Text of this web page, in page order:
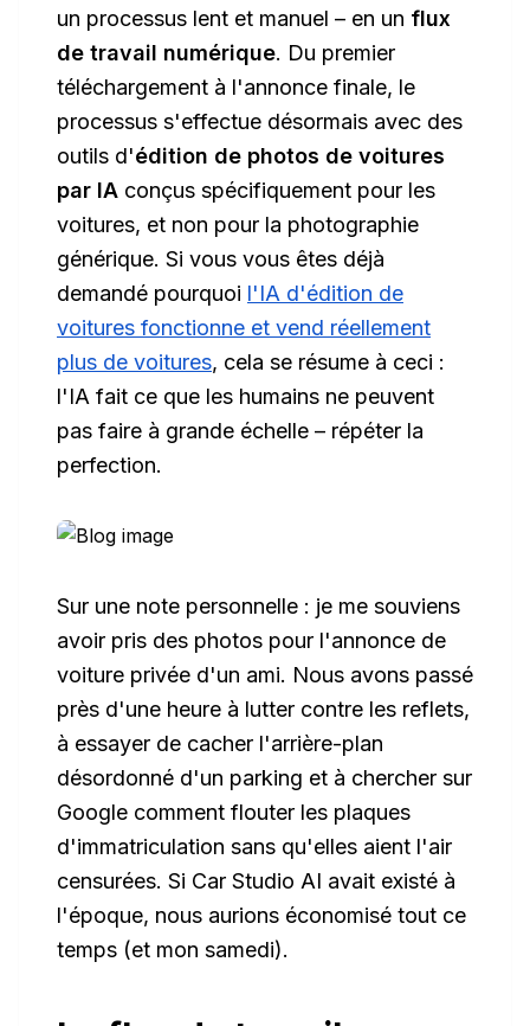
un processus lent et manuel – en un flux
de travail numérique. Du premier
téléchargement à l'annonce finale, le
processus s'effectue désormais avec des
outils d'édition de photos de voitures
par IA conçus spécifiquement pour les
voitures, et non pour la photographie
générique. Si vous vous êtes déjà
demandé pourquoi l'IA d'édition de
voitures fonctionne et vend réellement
plus de voitures, cela se résume à ceci :
l'IA fait ce que les humains ne peuvent
pas faire à grande échelle – répéter la
perfection.
Sur une note personnelle : je me souviens
avoir pris des photos pour l'annonce de
voiture privée d'un ami. Nous avons passé
près d'une heure à lutter contre les reflets,
à essayer de cacher l'arrière-plan
désordonné d'un parking et à chercher sur
Google comment flouter les plaques
d'immatriculation sans qu'elles aient l'air
censurées. Si Car Studio AI avait existé à
l'époque, nous aurions économisé tout ce
temps (et mon samedi).